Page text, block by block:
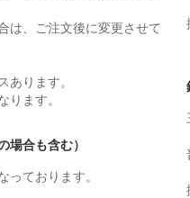
は、ご注文後に変更させて
あります。
ります。
場合も含む）
っております。